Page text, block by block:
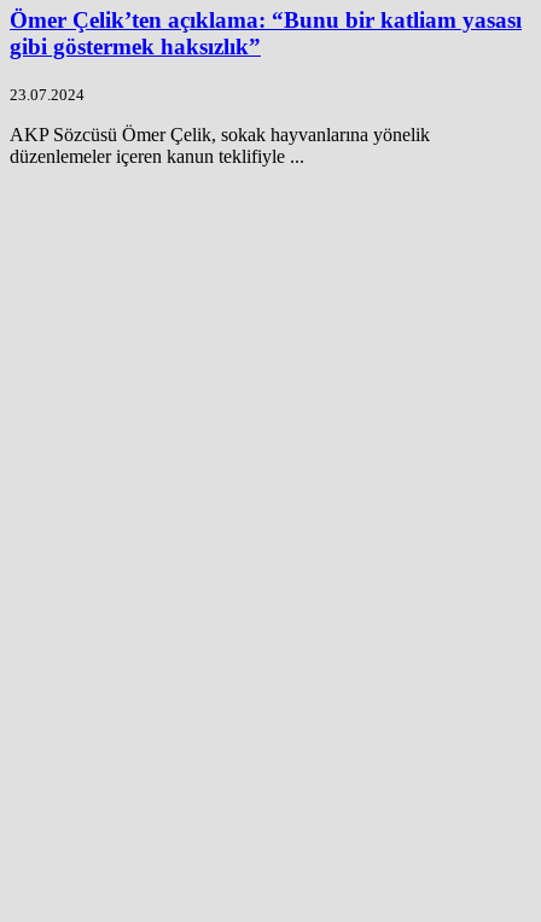
Ömer Çelik’ten açıklama: “Bunu bir katliam yasası
gibi göstermek haksızlık”
23.07.2024
AKP Sözcüsü Ömer Çelik, sokak hayvanlarına yönelik
düzenlemeler içeren kanun teklifiyle ...